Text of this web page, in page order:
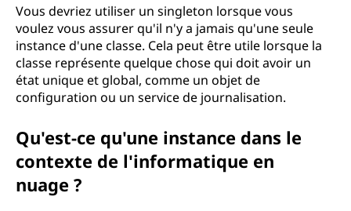
Vous devriez utiliser un singleton lorsque vous
voulez vous assurer qu'il n'y a jamais qu'une seule
instance d'une classe. Cela peut être utile lorsque la
classe représente quelque chose qui doit avoir un
état unique et global, comme un objet de
configuration ou un service de journalisation.
Qu'est-ce qu'une instance dans le
contexte de l'informatique en
nuage ?